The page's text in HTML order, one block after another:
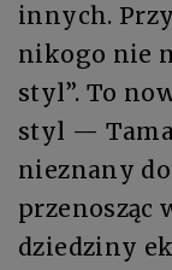
innych.
nikogo nie
styl”. To
styl —
nieznany
przenosząc
dziedziny